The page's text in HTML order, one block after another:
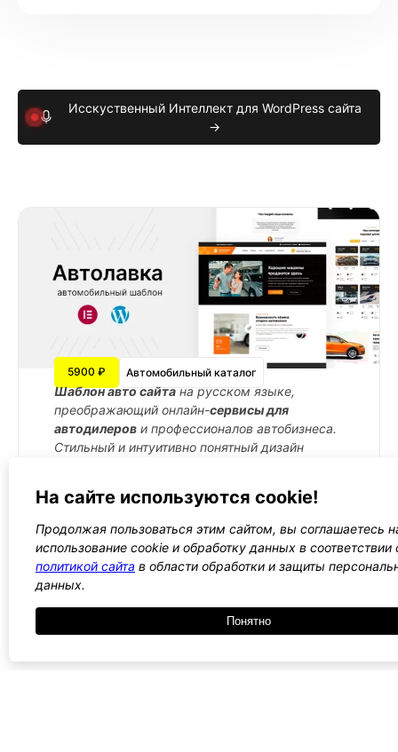
Исскуственный Интеллект для WordPress сайта
→
5900 ₽ Автомобильный каталог
Шаблон авто сайта на русском языке,
преображающий онлайн-сервисы для
автодилеров и профессионалов автобизнеса.
Стильный и интуитивно понятный дизайн
Подробнее →
Все WordPress шаблоны →
На сайте используются cookie!
Продолжая пользоваться этим сайтом, вы соглашаетесь
использование cookie и обработку данных в соответствии
политикой сайта в области обработки и защиты
данных.
Понятно